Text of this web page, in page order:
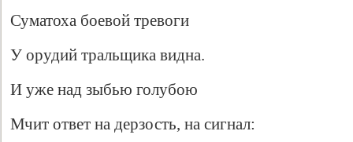
Суматоха боевой тревоги
У орудий тральщика видна.
И уже над зыбью голубою
Мчит ответ на дерзость, на сигнал: